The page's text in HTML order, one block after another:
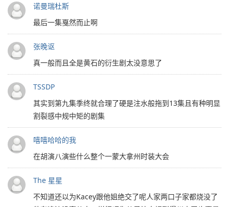
诺曼瑞杜斯
最后一集戛然而止啊
张晚讴
真一般而且全是黄石的衍生剧太没意思了
TSSDP
其实到第九集季终就合理了硬是注水般拖到13集且有种明显
割裂感中规中矩的剧集
嘻嘻哈哈的我
在胡演八演些什么整个一蒙大拿州时装大会
The 星星
不知道还以为Kacey跟他姐绝交了呢人家两口子家都烧没了